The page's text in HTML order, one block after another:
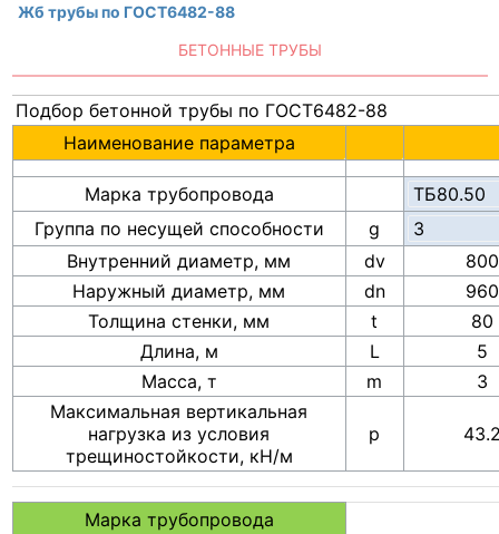
Жб трубы по ГОСТ6482-88
БЕТОННЫЕ ТРУБЫ
Подбор бетонной трубы по ГОСТ6482-88
Наименование параметра
Марка трубопровода
Группа по несущей способности
g
Внутренний диаметр, мм
dv
800
Наружный диаметр, мм
dn
960
Толщина стенки, мм
t
80
Длина, м
L
5
Масса, т
m
3
Максимальная вертикальная
нагрузка из условия
трещиностойкости, кН/м
p
Марка трубопровода